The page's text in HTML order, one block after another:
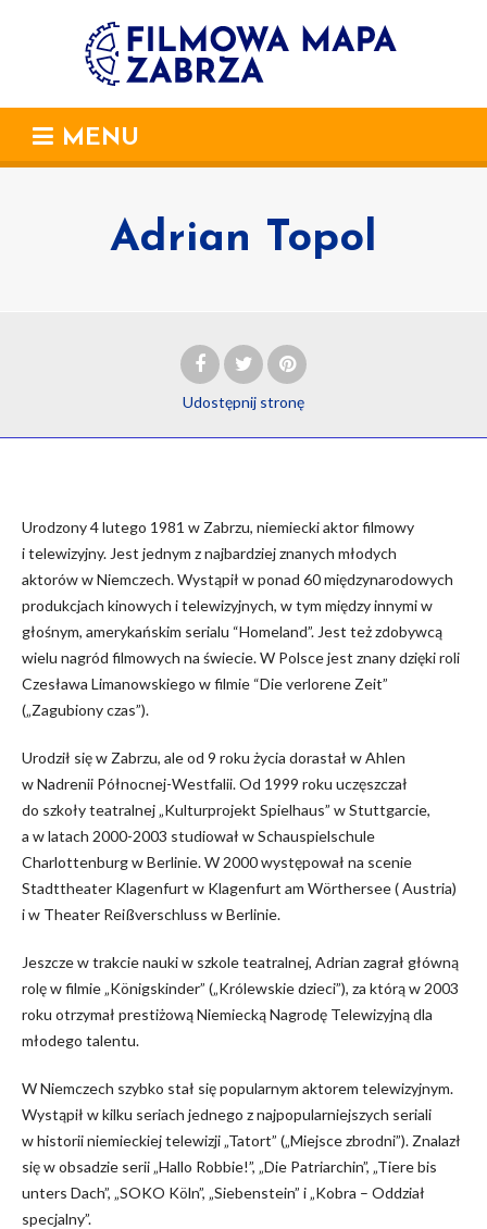
MENU
Adrian Topol
Udostępnij stronę
Urodzony4 lutego 1981 w Zabrzu, niemiecki aktor filmowy
i telewizyjny. Jest jednym z najbardziej znanych młodych
aktorów w Niemczech. Wystąpił w ponad 60 międzynarodowych
produkcjach kinowych i telewizyjnych, w tym między innymiw
głośnym, amerykańskim serialu “Homeland”. Jest też zdobywcą
wielu nagród filmowych na świecie.W Polsce jest znany dzięki roli
Czesława Limanowskiego w filmie “Die verlorene Zeit”
(„Zagubiony czas”).
Urodził się w Zabrzu, ale od 9 roku życia dorastał w Ahlen
w Nadrenii Północnej-Westfalii. Od 1999 roku uczęszczał
do szkoły teatralnej „Kulturprojekt Spielhaus” w Stuttgarcie,
a w latach 2000-2003 studiował w Schauspielschule
Charlottenburg w Berlinie. W 2000 występował na scenie
Stadttheater Klagenfurt w Klagenfurt am Wörthersee (Austria)
iw Theater Reißverschluss wBerlinie.
Jeszcze w trakcie nauki w szkole teatralnej, Adrian zagrał główną
rolę w filmie „Königskinder” („Królewskie dzieci”), za którą w 2003
roku otrzymał prestiżową Niemiecką Nagrodę Telewizyjną dla
młodego talentu.
W Niemczech szybko stał się popularnym aktorem telewizyjnym.
Wystąpił w kilku seriach jednego z najpopularniejszych seriali
w historii niemieckiej telewizji „Tatort” („Miejsce zbrodni”). Znalazł
się w obsadzie serii „Hallo Robbie!”, „Die Patriarchin”, „Tiere bis
unters Dach”, „SOKO Köln”, „Siebenstein” i „Kobra – Oddział
specjalny”.